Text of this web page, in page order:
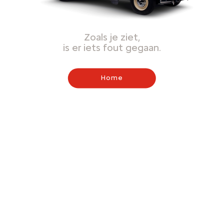
Zoals je ziet,
is er iets fout gegaan.
Home